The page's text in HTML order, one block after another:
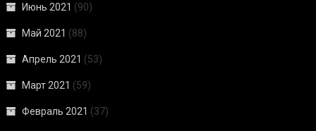
Июнь 2021 (90)
Май 2021 (88)
Апрель 2021 (53)
Март 2021 (59)
Февраль 2021 (37)